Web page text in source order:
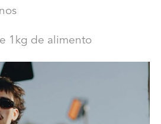
1kg de alimento